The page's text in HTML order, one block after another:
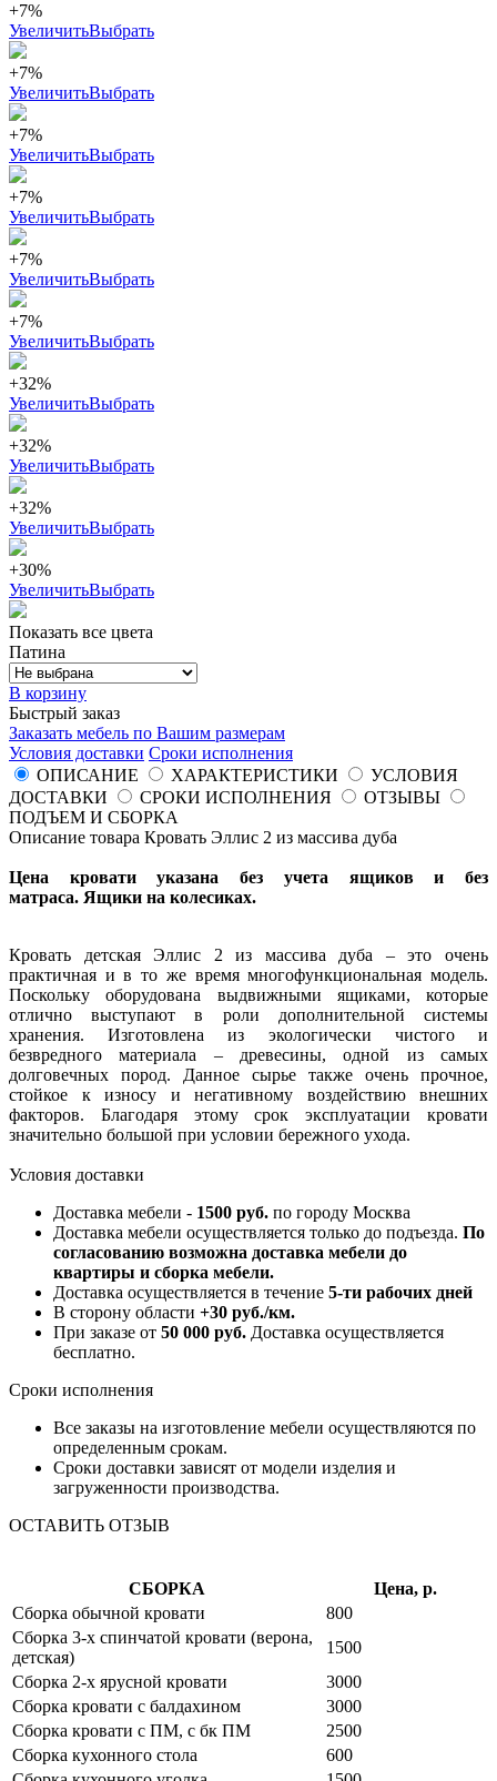
+7%
УвеличитьВыбрать
+7%
УвеличитьВыбрать
+7%
УвеличитьВыбрать
+7%
УвеличитьВыбрать
+7%
УвеличитьВыбрать
+7%
УвеличитьВыбрать
+32%
УвеличитьВыбрать
+32%
УвеличитьВыбрать
+32%
УвеличитьВыбрать
+30%
УвеличитьВыбрать
Показать все цвета
Патина
В корзину
Быстрый заказ
Заказать мебель по Вашим размерам
Условия доставки Сроки исполнения
ОПИСАНИЕ
ХАРАКТЕРИСТИКИ
УСЛОВИЯ
ДОСТАВКИ
СРОКИ ИСПОЛНЕНИЯ
ОТЗЫВЫ
ПОДЪЕМ И СБОРКА
Описание товара Кровать Эллис 2 из массива дуба
Цена кровати указана без учета ящиков и без
матраса. Ящики на колесиках.
Кровать детская Эллис 2 из массива дуба – это очень
практичная и в то же время многофункциональная модель.
Поскольку оборудована выдвижными ящиками, которые
отлично выступают в роли дополнительной системы
хранения. Изготовлена из экологически чистого и
безвредного материала – древесины, одной из самых
долговечных пород. Данное сырье также очень прочное,
стойкое к износу и негативному воздействию внешних
факторов. Благодаря этому срок эксплуатации кровати
значительно большой при условии бережного ухода.
Условия доставки
Доставка мебели - 1500 руб. по городу Москва
Доставка мебели осуществляется только до подъезда. По
согласованию возможна доставка мебели до
квартиры и сборка мебели.
Доставка осуществляется в течение 5-ти рабочих дней
В сторону области +30 руб./км.
При заказе от 50 000 руб. Доставка осуществляется
бесплатно.
Сроки исполнения
Все заказы на изготовление мебели осуществляются по
определенным срокам.
Сроки доставки зависят от модели изделия и
загруженности производства.
ОСТАВИТЬ ОТЗЫВ
СБОРКА
Цена, р.
Сборка обычной кровати
800
Сборка 3-х спинчатой кровати (верона,
детская)
1500
Сборка 2-х ярусной кровати
3000
Сборка кровати с балдахином
3000
Сборка кровати с ПМ, с бк ПМ
2500
Сборка кухонного стола
600